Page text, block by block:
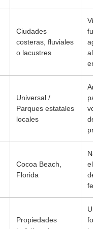
Ciudades
costeras, fluviales
o lacustres
en
Universal /
Parques estatales
locales
de
Cocoa Beach,
Florida
el
de
Propiedades